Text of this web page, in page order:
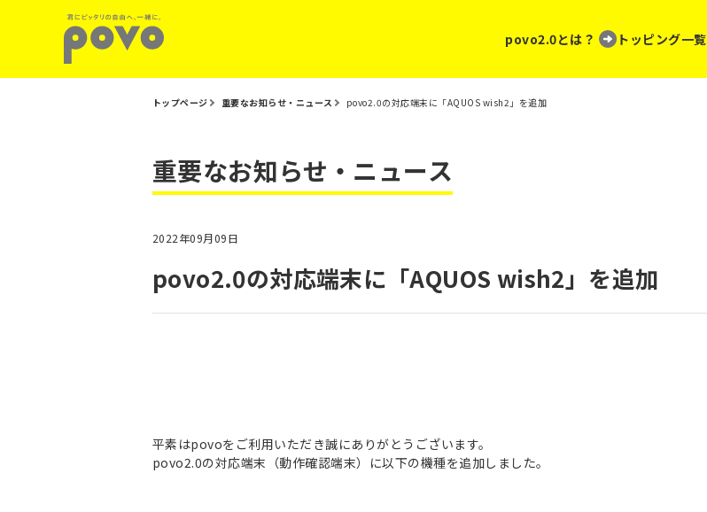
povo2.0とは？ トッピング一覧
トップページ 重要なお知らせ・ニュース povo2.0の対応端末に「AQUOS wish2」を追加
重要なお知らせ・ニュース
2022年09月09日
povo2.0の対応端末に「AQUOS wish2」を追加
平素はpovoをご利用いただき誠にありがとうございます。
povo2.0の対応端末（動作確認端末）に以下の機種を追加しました。